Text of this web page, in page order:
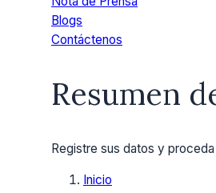
Blogs
Contáctenos
Resumen
Registre sus datos y
Inicio